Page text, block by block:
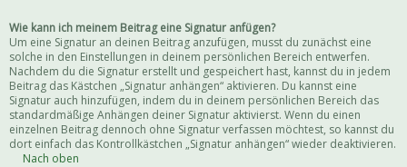
Wie kann ich meinem Beitrag eine Signatur anfügen?
Um eine Signatur an deinen Beitrag anzufügen, musst du zunächst eine
solche in den Einstellungen in deinem persönlichen Bereich entwerfen.
Nachdem du die Signatur erstellt und gespeichert hast, kannst du in jedem
Beitrag das Kästchen „Signatur anhängen“ aktivieren. Du kannst eine
Signatur auch hinzufügen, indem du in deinem persönlichen Bereich das
standardmäßige Anhängen deiner Signatur aktivierst. Wenn du einen
einzelnen Beitrag dennoch ohne Signatur verfassen möchtest, so kannst du
dort einfach das Kontrollkästchen „Signatur anhängen“ wieder deaktivieren.
Nach oben